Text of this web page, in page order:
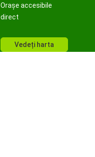
Orașe accesibile
direct
Vedeți harta